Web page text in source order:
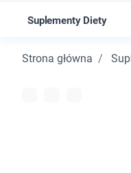
Suplementy Diety
Strona główna